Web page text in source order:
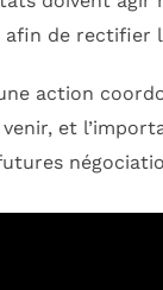
afin de rectifier
action
et